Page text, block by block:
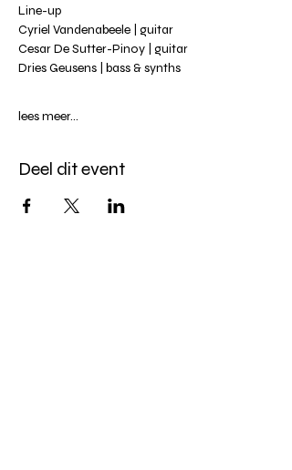
Line-up
Cyriel Vandenabeele | guitar
Cesar De Sutter-Pinoy | guitar
Dries Geusens | bass & synths
lees meer...
Deel dit event